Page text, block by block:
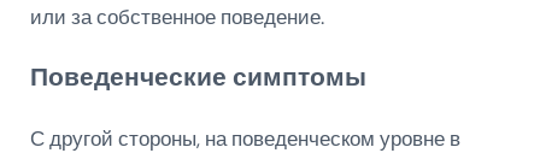
или за собственное поведение.
Поведенческие симптомы
С другой стороны, на поведенческом уровне в